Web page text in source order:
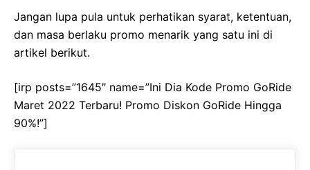
Jangan lupa pula untuk perhatikan syarat, ketentuan,
dan masa berlaku promo menarik yang satu ini di
artikel berikut.
[irp posts=”1645″ name=”Ini Dia Kode Promo GoRide
Maret 2022 Terbaru! Promo Diskon GoRide Hingga
90%!”]